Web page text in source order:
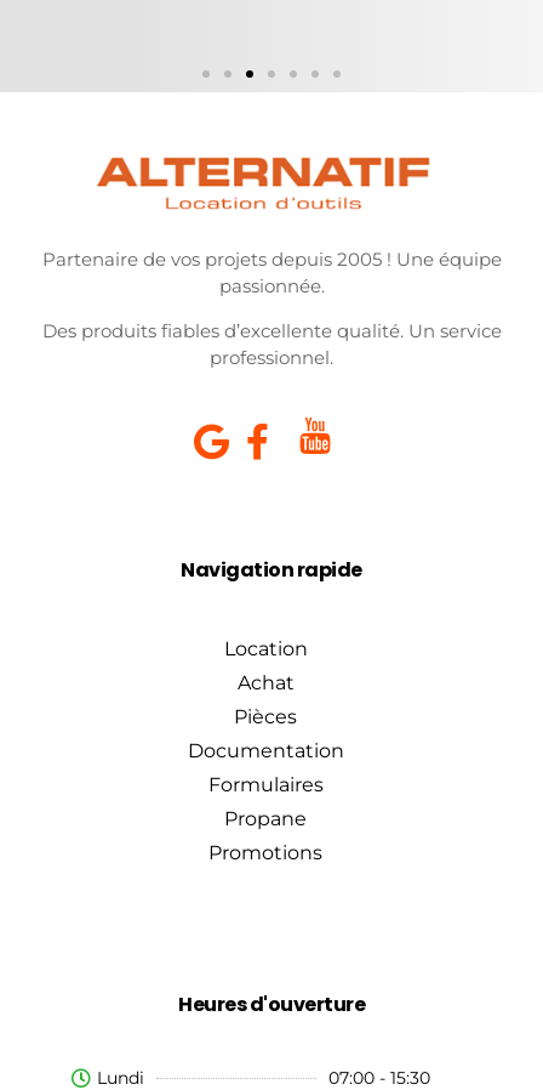
Partenaire de vos projets depuis 2005 ! Une équipe
passionnée.
Des produits fiables d’excellente qualité. Un service
professionnel.
Navigation rapide
Location
Achat
Pièces
Documentation
Formulaires
Propane
Promotions
Heures d'ouverture
Lundi
07:00 - 15:30